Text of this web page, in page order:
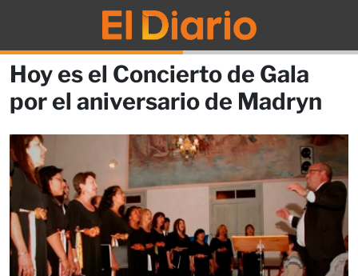
Hoy es el Concierto de Gala
por el aniversario de Madryn